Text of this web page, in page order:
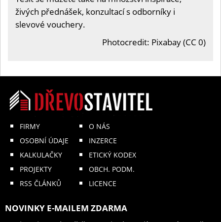
živých přednášek, konzultací s odborníky i
slevové vouchery.
Photocredit: Pixabay (CC 0)
FIRMY
OSOBNÍ ÚDAJE
KALKULAČKY
PROJEKTY
RSS ČLÁNKŮ
O NÁS
INZERCE
ETICKÝ KODEX
OBCH. PODM.
LICENCE
NOVINKY E-MAILEM ZDARMA